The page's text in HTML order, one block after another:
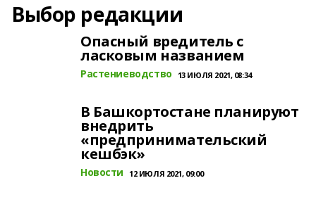
Выбор редакции
Опасный вредитель с
ласковым названием
Растениеводство 13 ИЮЛЯ 2021, 08:34
В Башкортостане планируют
внедрить
«предпринимательский
кешбэк»
Новости 12 ИЮЛЯ 2021, 09:00